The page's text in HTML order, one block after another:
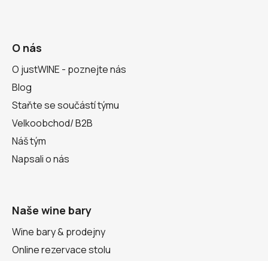
O nás
O justWINE - poznejte nás
Blog
Staňte se součástí týmu
Velkoobchod/ B2B
Náš tým
Napsali o nás
Naše wine bary
Wine bary & prodejny
Online rezervace stolu